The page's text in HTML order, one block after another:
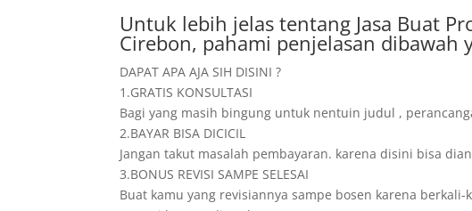
Untuk lebih jelas tentang Jasa Buat
Cirebon, pahami penjelasan dibawah
DAPAT APA AJA SIH DISINI ?
1.GRATIS KONSULTASI
Bagi yang masih bingung untuk nentuin judul ,
2.BAYAR BISA DICICIL
Jangan takut masalah pembayaran. karena disini bisa
3.BONUS REVISI SAMPE SELESAI
Buat kamu yang revisiannya sampe bosen karena